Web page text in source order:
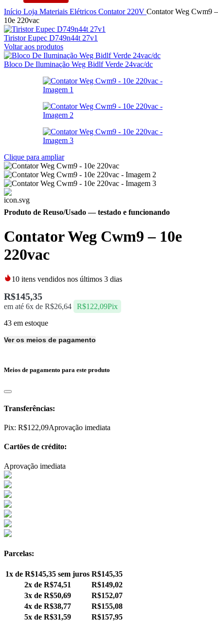
Início Loja Materiais Elétricos Contator 220V Contator Weg Cwm9 –
10e 220vac
Tiristor Eupec D749n44t 27v1
Voltar aos produtos
Bloco De Iluminação Weg Bidlf Verde 24vac/dc
Clique para ampliar
Produto de Reuso/Usado— testado e funcionando
Contator Weg Cwm9 – 10e
220vac
10 itens vendidos nos últimos 3 dias
R$145,35
em até 6x de R$26,64 R$122,09Pix
43 em estoque
Ver os meios de pagamento
Meios de pagamento para este produto
Transferências:
Pix: R$122,09Aprovação imediata
Cartões de crédito:
Aprovação imediata
Parcelas:
1x de R$145,35 sem juros R$145,35
2x de R$74,51 R$149,02
3x de R$50,69 R$152,07
4x de R$38,77 R$155,08
5x de R$31,59 R$157,95